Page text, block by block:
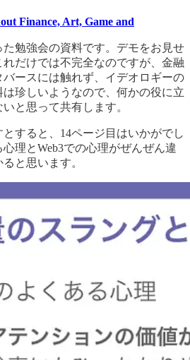
Finance, Art, Game and
勉強会の資料です。デモをお見せ
だけでは不完全なのですが、金融
ースには触れず、イデオロギーの
珍しいようなので、何かの役に立
と思って共有します。
すると、14ページ目はいかがでし
理とWeb3での心理がぜんぜん違
と思います。